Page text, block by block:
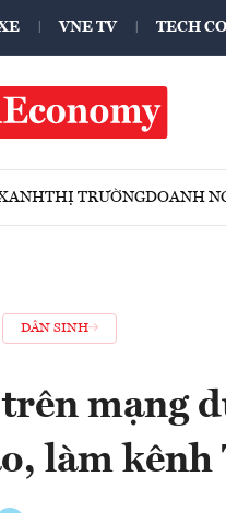
VNE TV TECH
THỊ TRƯỜNGDOANH
DÂN SINH
mạng
làm